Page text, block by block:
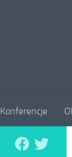
Konferencje